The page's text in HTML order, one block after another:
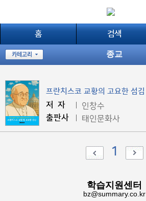
홈 검색
종교
프란치스코 교황의 고요한 섬김
-
저 자
인창수
출판사
태인문화사
1
학습지원센터
bz@summary.co.kr